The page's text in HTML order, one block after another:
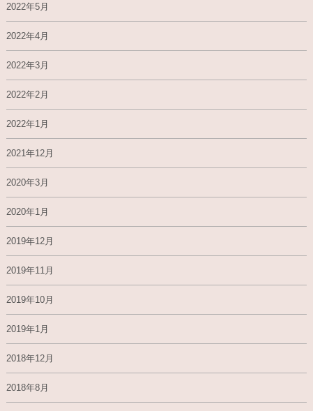
2022年5月
2022年4月
2022年3月
2022年2月
2022年1月
2021年12月
2020年3月
2020年1月
2019年12月
2019年11月
2019年10月
2019年1月
2018年12月
2018年8月